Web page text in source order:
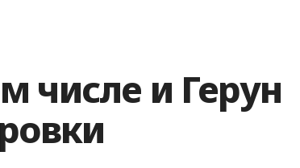
числе и Герун